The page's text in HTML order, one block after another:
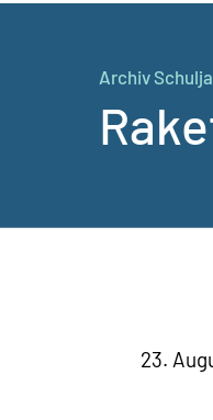
Archiv
23.